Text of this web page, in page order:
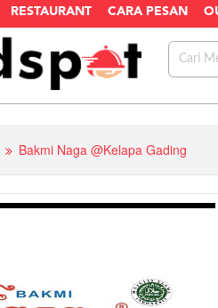
RESTAURANT CARA PESAN
Bakmi Naga @Kelapa Gading